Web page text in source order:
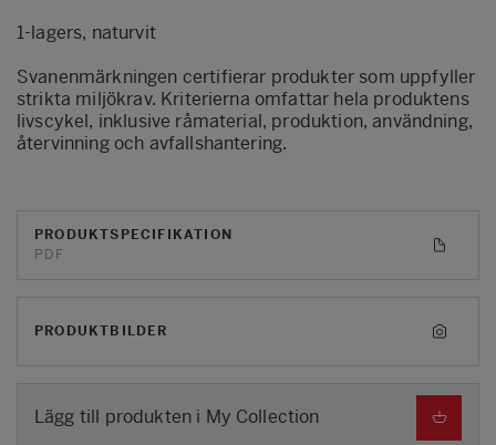
1-lagers, naturvit
Svanenmärkningen certifierar produkter som uppfyller
strikta miljökrav. Kriterierna omfattar hela produktens
livscykel, inklusive råmaterial, produktion, användning,
återvinning och avfallshantering.
PRODUKTSPECIFIKATION
PDF
PRODUKTBILDER
Lägg till produkten i My Collection